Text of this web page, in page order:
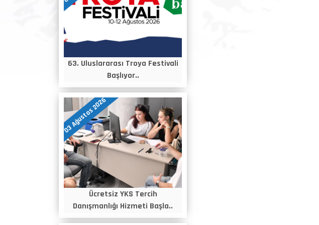
63. Uluslararası Troya Festivali
Başlıyor..
03 Ağustos 2026
Ücretsiz YKS Tercih
Danışmanlığı Hizmeti Başla..